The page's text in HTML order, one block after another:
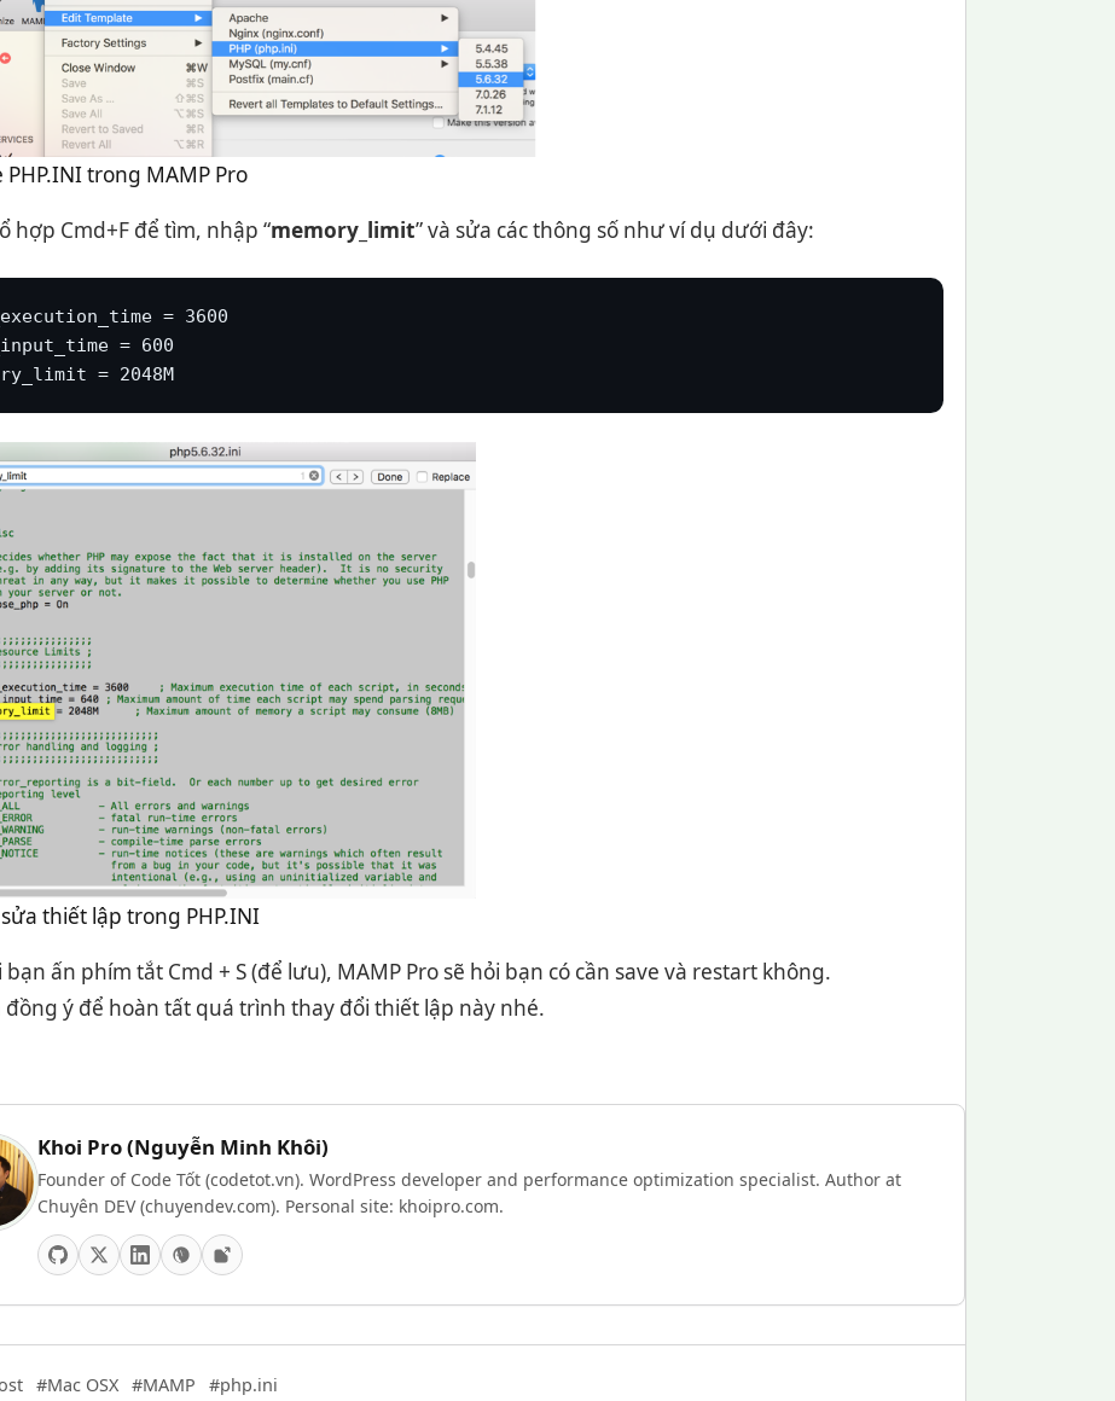
PHP.INI trong MAMP Pro
hợp Cmd+F để tìm, nhập “memory_limit” và sửa các thông số như ví dụ dưới đây:
= 3600
= 600
= 2048M
thiết lập trong PHP.INI
bạn ấn phím tắt Cmd + S (để lưu), MAMP Pro sẽ hỏi bạn có cần save và restart không.
đồng ý để hoàn tất quá trình thay đổi thiết lập này nhé.
Khoi Pro (Nguyễn Minh Khôi)
Founder of Code Tốt (codetot.vn). WordPress developer and performance optimization specialist. Author at
Chuyên DEV (chuyendev.com). Personal site: khoipro.com.
#Mac OSX #MAMP #php.ini